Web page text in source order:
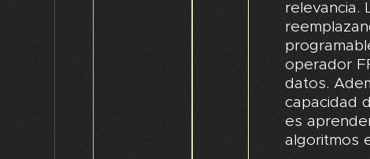
relevancia.
operador
datos.
capacidad
es
algoritmos